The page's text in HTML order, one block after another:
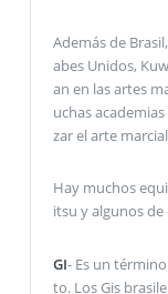
Además de
abes Unidos,
an en las artes
uchas
zar el arte
Hay muchos
itsu y algunos
GI- Es un
to. Los Gis